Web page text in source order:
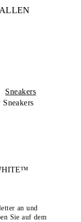
Sneakers
an und
Sie auf dem